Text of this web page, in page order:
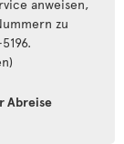
anweisen,
zu
Abreise